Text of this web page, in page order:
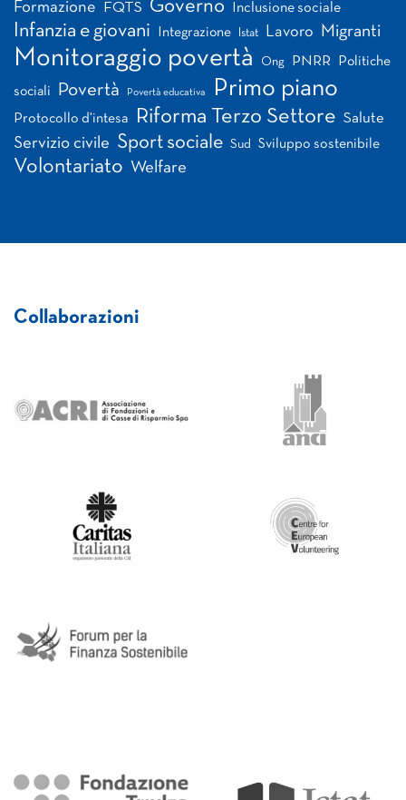
Formazione FQTS Governo Inclusione sociale
Infanzia e giovani Integrazione Istat Lavoro Migranti
Monitoraggio povertà Ong PNRR Politiche
sociali Povertà Povertà educativa Primo piano
Protocollo d'intesa Riforma Terzo Settore Salute
Servizio civile Sport sociale Sud Sviluppo sostenibile
Volontariato Welfare
Collaborazioni